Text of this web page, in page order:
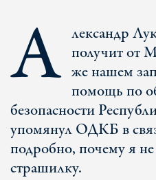
А лександр
получит от
же нашем
помощь по
безопасности
упомянул ОДКБ в
подробно, почему я
страшилку.